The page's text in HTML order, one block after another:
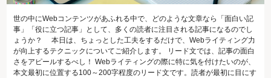
世の中にWebコンテンツがあふれる中で、どのような文章なら「面白い記
事」「役に立つ記事」として、多くの読者に注目される記事になるのでし
ょうか？ 本日は、ちょっとした工夫をするだけで、Webライティング力
が向上するテクニックについてご紹介します。 リード文では、記事の面白
さをアピールするべし！ Webライティングの際に特に気を付けたいのが、
本文最初に位置する100～200字程度のリード文です。読者が最初に目にす